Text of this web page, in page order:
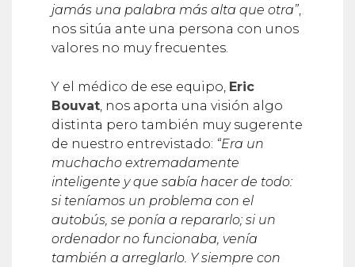
nos sitúa ante una persona con unos
valores no muy frecuentes.
Bouvat, nos aporta una visión algo
distinta pero también muy sugerente
de nuestro entrevistado:“Era un
muchacho extremadamente
inteligente y que sabía hacer de todo:
si teníamos un problema con el
autobús, se ponía a repararlo; si un
ordenador no funcionaba, venía
también a arreglarlo. Y siempre con
una sonrisa. Alguien encantador y